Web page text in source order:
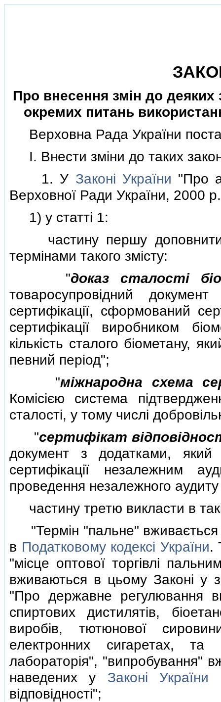
Про внесення змiн до деяких
окремих питань
Верховна Рада України
I. Внести змiни до таких
1. У Законi України "Про
Верховної Ради України, 2000
1) у статтi 1:
частину першу доповнити
термiнами такого змiсту:
"доказ сталостi
товаросупровiдний
сертифiкацiї, сформований
сертифiкацiї виробником
кiлькiсть сталого бiометану,
певний перiод";
"мiжнародна схема
Комiсiєю система
сталостi, у тому числi
"сертифiкат
документ з додатками,
сертифiкацiї незалежним
проведення незалежного
частину третю викласти в
"Термiн "пальне" вживається
в Податковому кодексi України.
"мiсце оптової торгiвлi
вживаються в цьому Законi у
"Про державне регулювання
спиртових дистилятiв,
виробiв, тютюнової
електронних сигаретах, та
лабораторiя", "випробування"
наведених у Законi України
вiдповiдностi";